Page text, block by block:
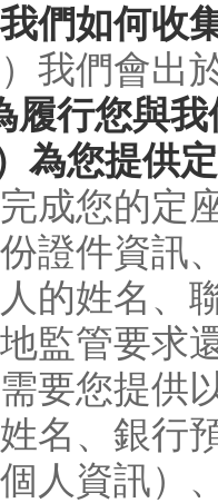
們如何收
我們會出
履行您與
為您提供
成您的定
證件資訊
的姓名、
監管要求
要您提供
名、銀行
人資訊）